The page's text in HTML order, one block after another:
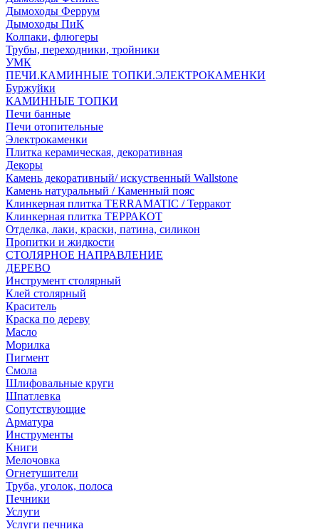
Дымоходы Феррум
Дымоходы ПиК
Колпаки, флюгеры
Трубы, переходники, тройники
УМК
ПЕЧИ.КАМИННЫЕ ТОПКИ.ЭЛЕКТРОКАМЕНКИ
Буржуйки
КАМИННЫЕ ТОПКИ
Печи банные
Печи отопительные
Электрокаменки
Плитка керамическая, декоративная
Декоры
Камень декоративный/ искуственный Wallstone
Камень натуральный / Каменный пояс
Клинкерная плитка TERRAMATIC / Терракот
Клинкерная плитка ТЕРРАКОТ
Отделка, лаки, краски, патина, силикон
Пропитки и жидкости
СТОЛЯРНОЕ НАПРАВЛЕНИЕ
ДЕРЕВО
Инструмент столярный
Клей столярный
Краситель
Краска по дереву
Масло
Морилка
Пигмент
Смола
Шлифовальные круги
Шпатлевка
Сопутствующие
Арматура
Инструменты
Книги
Мелочовка
Огнетушители
Труба, уголок, полоса
Печники
Услуги
Услуги печника